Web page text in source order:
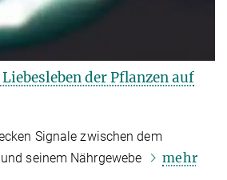
der Pflanzen auf
Signale zwischen dem
seinem Nährgewebe
mehr